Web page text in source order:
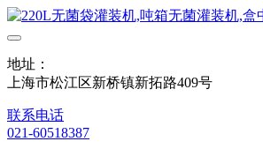
地址：
上海市松江区新桥镇新拓路409号
联系电话
021-60518387